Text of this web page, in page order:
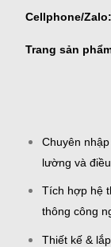
Cellphone/Zalo:
Trang sản
Chuyên
lường và điều
Tích hợp hệ
thông công
Thiết kế &